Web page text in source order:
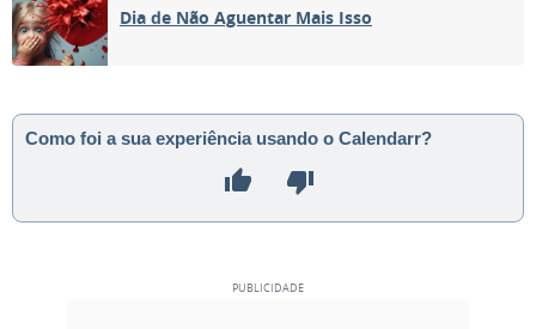
Dia de Não Aguentar Mais Isso
Como foi a sua experiência usando o Calendarr?